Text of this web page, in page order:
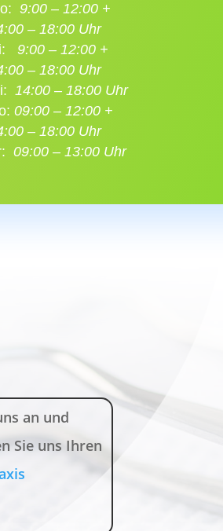
9:00 – 12:00 +
– 18:00 Uhr
9:00 – 12:00 +
– 18:00 Uhr
14:00 – 18:00 Uhr
09:00 – 12:00 +
– 18:00 Uhr
09:00 – 13:00 Uhr
an und
Sie uns Ihren